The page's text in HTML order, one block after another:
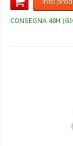
CONSEGNA 48H